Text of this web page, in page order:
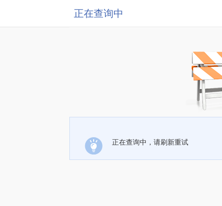
正在查询中
正在查询中，请刷新重试